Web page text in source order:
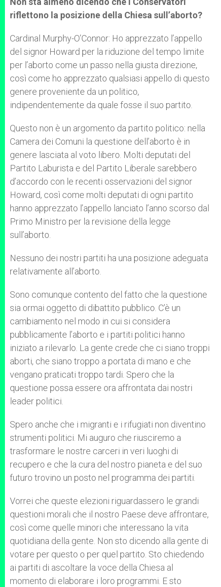
riflettono la posizione della Chiesa sull’aborto?
Cardinal Murphy-O’Connor: Ho apprezzato l’appello
del signor Howard per la riduzione del tempo limite
per l’aborto come un passo nella giusta direzione,
così come ho apprezzato qualsiasi appello di questo
genere proveniente da un politico,
indipendentemente da quale fosse il suo partito.
Questo non è un argomento da partito politico: nella
Camera dei Comuni la questione dell’aborto è in
genere lasciata al voto libero. Molti deputati del
Partito Laburista e del Partito Liberale sarebbero
d’accordo con le recenti osservazioni del signor
Howard, così come molti deputati di ogni partito
hanno apprezzato l’appello lanciato l’anno scorso dal
Primo Ministro per la revisione della legge
sull’aborto.
Nessuno dei nostri partiti ha una posizione adeguata
relativamente all’aborto.
Sono comunque contento del fatto che la questione
sia ormai oggetto di dibattito pubblico. C’è un
cambiamento nel modo in cui si considera
pubblicamente l’aborto e i partiti politici hanno
iniziato a rilevarlo. La gente crede che ci siano troppi
aborti, che siano troppo a portata di mano e che
vengano praticati troppo tardi. Spero che la
questione possa essere ora affrontata dai nostri
leader politici.
Spero anche che i migranti e i rifugiati non diventino
strumenti politici. Mi auguro che riusciremo a
trasformare le nostre carceri in veri luoghi di
recupero e che la cura del nostro pianeta e del suo
futuro trovino un posto nel programma dei partiti.
Vorrei che queste elezioni riguardassero le grandi
questioni morali che il nostro Paese deve affrontare,
così come quelle minori che interessano la vita
quotidiana della gente. Non sto dicendo alla gente di
votare per questo o per quel partito. Sto chiedendo
ai partiti di ascoltare la voce della Chiesa al
momento di elaborare i loro programmi. E sto